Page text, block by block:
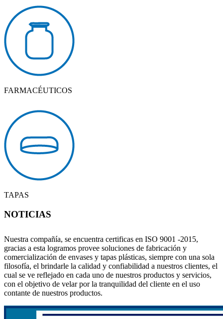
FARMACÉUTICOS
TAPAS
NOTICIAS
Nuestra compañía, se encuentra certificas en ISO 9001 -2015,
gracias a esta logramos provee soluciones de fabricación y
comercialización de envases y tapas plásticas, siempre con una sola
filosofía, el brindarle la calidad y confiabilidad a nuestros clientes, el
cual se ve reflejado en cada uno de nuestros productos y servicios,
con el objetivo de velar por la tranquilidad del cliente en el uso
contante de nuestros productos.